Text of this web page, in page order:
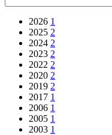
2026 1
2025 2
2024 2
2023 2
2022 2
2020 2
2019 2
2017 1
2006 1
2005 1
2003 1